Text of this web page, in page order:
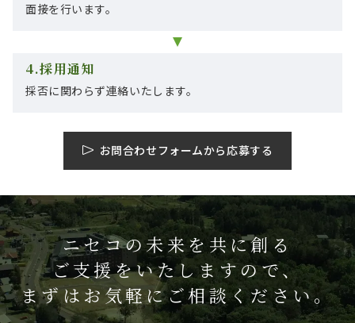
面接を行います。
4.採用通知
採否に関わらず連絡いたします。
お問合わせフォームから応募する
ニセコの未来を共に創る
ご支援をいたしますので、
まずはお気軽にご相談ください。